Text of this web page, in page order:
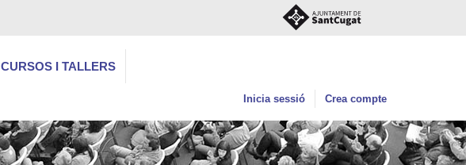
CURSOS I TALLERS
Inicia sessió Crea compte